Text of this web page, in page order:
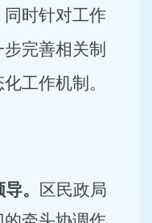
时针对工作
完善相关制
工作机制。
。
区民政局